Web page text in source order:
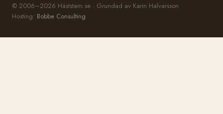
© 2006–2026 Häststam.se · Grundad av Karin Halvarsson
Hosting: Bobbe Consulting